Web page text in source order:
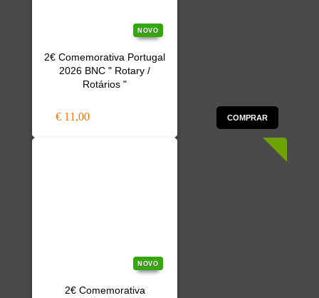
NOVO
2€ Comemorativa Portugal
2026 BNC " Rotary /
Rotários "
€ 11,00 COMPRAR
NOVO
2€ Comemorativa